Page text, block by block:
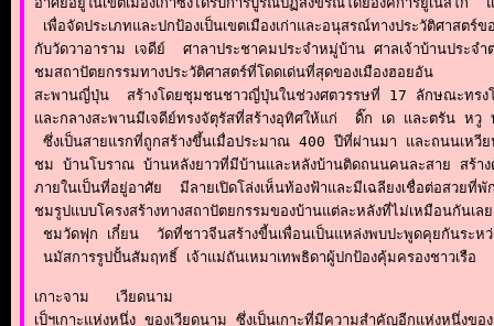
เพื่อจัดประเภทและปกป้องเป็นเขตเมืองเก่าและอนุสรณ์ทางประวัติศาสต
กับวัดวาอาราม เจดีย์  ศาลาประชาคมประจำหมู่บ้าน ศาลเจ้าบ้านประ
ชมสถาปัตยกรรมทางประวัติศาสตร์ที่โดดเด่นที่สุดของเมืองฮอยอัน
สะพานญี่ปุ่น  สร้างโดยชุมชนชาวญี่ปุ่นในช่วงศตวรรษที่ 17 ลักษณะทรงโ
และกลางสะพานมีเจดีย์ทรงจัตุรัสที่สร้างอุทิศให้แก่  ดิ๊ก เด และตรัน ห
ซึ่งเป็นสายแรกที่ถูกสร้างขึ้นเมื่อประมาณ 400 ปีที่ผ่านมา และถนนเ
ชม บ้านโบราณ บ้านหลังยาวที่มีบ้านและหลังบ้านติดถนนคนละสาย สร้
ภายในเป็นที่อยู่อาศัย  มีลายเปิดโล่งเห็นท้องฟ้าและมีเฉลียงเชื่อต่อสวยที่พั
ชมรูปแบบโครงสร้างทางสถาปัตยกรรมของบ้านแต่ละหลังที่ไม่เหมือนกั
ชมวัดฟุก เกี๋ยน  วัดที่ชาวจีนสร้างขี้นเพื่อนเป็นแหล่งพบปะพูดคุยกันระห
นมัสการรูปปั้นสัมฤทธิ์ เจ้าแม่ถันเหมาเทพธิดาผู้ปกป้องคุ้มครองชาวเ
เกาะจาม   เวียดนาม
เป็ฯเกาะแห่งหนึ่ง ของเวียดนาม ซึ่งเป็นเกาะที่มีความสำคัญอีกแห่งหนึ่ง